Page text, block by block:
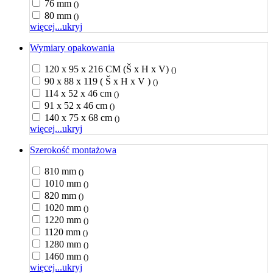
76 mm ()
80 mm ()
więcej...ukryj
Wymiary opakowania
120 x 95 x 216 CM (Š x H x V) ()
90 x 88 x 119 ( Š x H x V ) ()
114 x 52 x 46 cm ()
91 x 52 x 46 cm ()
140 x 75 x 68 cm ()
więcej...ukryj
Szerokość montażowa
810 mm ()
1010 mm ()
820 mm ()
1020 mm ()
1220 mm ()
1120 mm ()
1280 mm ()
1460 mm ()
więcej...ukryj